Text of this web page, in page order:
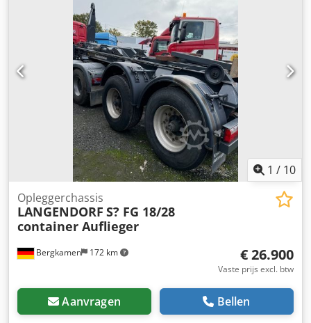
1 / 10
Bergkamen 172 km
Opleggerchassis
LANGENDORF S? FG 18/28
container Auflieger
€ 26.900
Vaste prijs excl. btw
Aanvragen Bellen